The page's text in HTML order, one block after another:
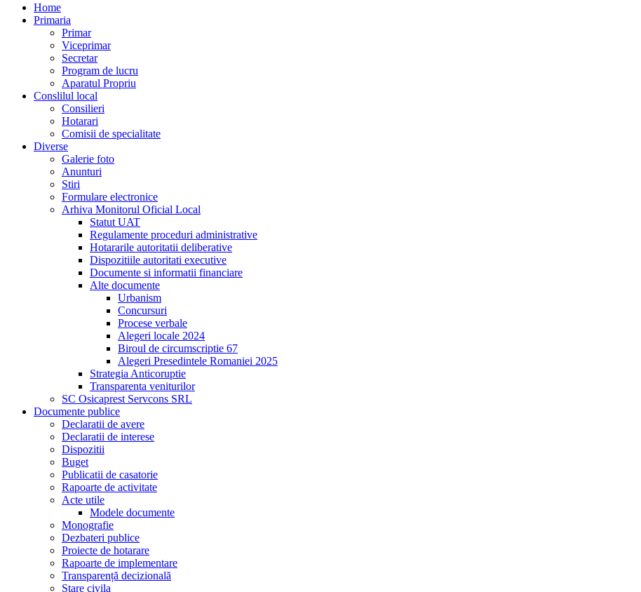
Home
Primaria
Primar
Viceprimar
Secretar
Program de lucru
Aparatul Propriu
Conslilul local
Consilieri
Hotarari
Comisii de specialitate
Diverse
Galerie foto
Anunturi
Stiri
Formulare electronice
Arhiva Monitorul Oficial Local
Statut UAT
Regulamente proceduri administrative
Hotararile autoritatii deliberative
Dispozitiile autoritati executive
Documente si informatii financiare
Alte documente
Urbanism
Concursuri
Procese verbale
Alegeri locale 2024
Biroul de circumscriptie 67
Alegeri Presedintele Romaniei 2025
Strategia Anticoruptie
Transparenta veniturilor
SC Osicaprest Servcons SRL
Documente publice
Declaratii de avere
Declaratii de interese
Dispozitii
Buget
Publicatii de casatorie
Rapoarte de activitate
Acte utile
Modele documente
Monografie
Dezbateri publice
Proiecte de hotarare
Rapoarte de implementare
Transparență decizională
Stare civila